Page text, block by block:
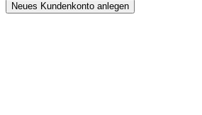
Neues Kundenkonto anlegen